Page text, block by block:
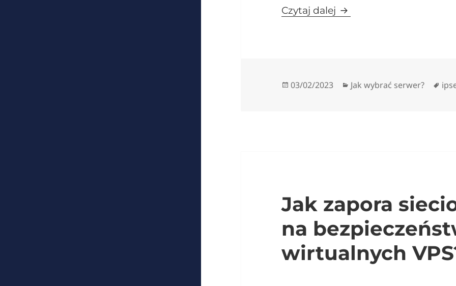
Czytaj dalej Jak połączyć swoją
Data
03/02/2023 Kategorie
Jak wybrać serwer?
Jak zapora
na
wirtualnych